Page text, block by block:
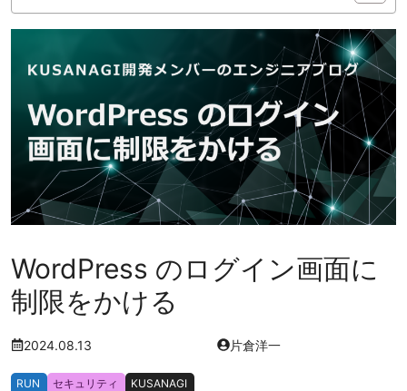
WordPress のログイン画面に
制限をかける
2024.08.13 片倉洋一
RUN セキュリティ KUSANAGI